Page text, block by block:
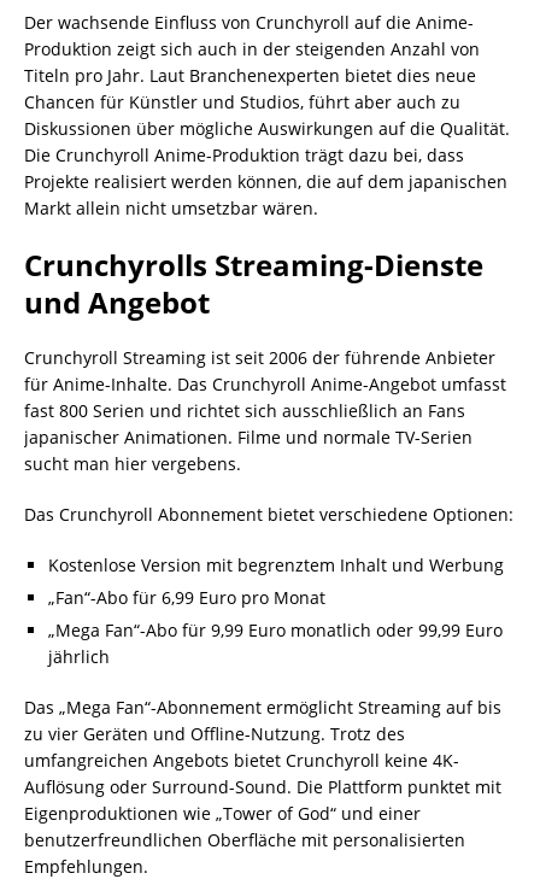
Der wachsende Einfluss von Crunchyroll auf die Anime-
Produktion zeigt sich auch in der steigenden Anzahl von
Titeln pro Jahr. Laut Branchenexperten bietet dies neue
Chancen für Künstler und Studios, führt aber auch zu
Diskussionen über mögliche Auswirkungen auf die Qualität.
Die Crunchyroll Anime-Produktion trägt dazu bei, dass
Projekte realisiert werden können, die auf dem japanischen
Markt allein nicht umsetzbar wären.
Crunchyrolls Streaming-Dienste
und Angebot
Crunchyroll Streaming ist seit 2006 der führende Anbieter
für Anime-Inhalte. Das Crunchyroll Anime-Angebot umfasst
fast 800 Serien und richtet sich ausschließlich an Fans
japanischer Animationen. Filme und normale TV-Serien
sucht man hier vergebens.
Das Crunchyroll Abonnement bietet verschiedene Optionen:
Kostenlose Version mit begrenztem Inhalt und Werbung
„Fan“-Abo für 6,99 Euro pro Monat
„Mega Fan“-Abo für 9,99 Euro monatlich oder 99,99 Euro
jährlich
Das „Mega Fan“-Abonnement ermöglicht Streaming auf bis
zu vier Geräten und Offline-Nutzung. Trotz des
umfangreichen Angebots bietet Crunchyroll keine 4K-
Auflösung oder Surround-Sound. Die Plattform punktet mit
Eigenproduktionen wie „Tower of God“ und einer
benutzerfreundlichen Oberfläche mit personalisierten
Empfehlungen.